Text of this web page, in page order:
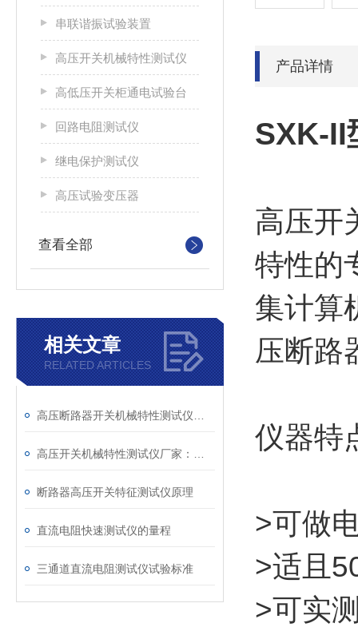
串联谐振试验装置
高压开关机械特性测试仪
高低压开关柜通电试验台
回路电阻测试仪
继电保护测试仪
高压试验变压器
查看全部
相关文章
RELATED ARTICLES
断路器高压开关特征测试仪原理
直流电阻快速测试仪的量程
三通道直流电阻测试仪试验标准
产品详情
SXK-II
高压开
特性的
集计算
压断路
仪器特
>可做
>适且
>可实